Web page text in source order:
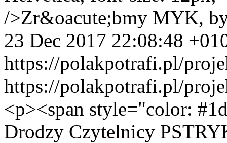
/>Zr&oacute;bmy MYK,
23 Dec 2017 22:08:48
https://polakpotrafi.pl/
https://polakpotrafi.pl/
<p><span style="color:
Drodzy Czytelnicy